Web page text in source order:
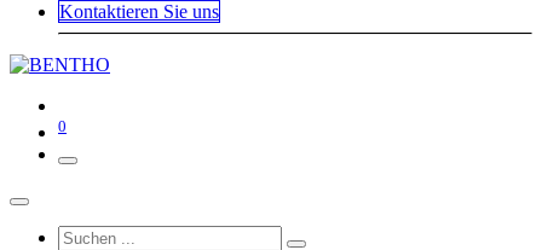
Kontaktieren Sie uns
0